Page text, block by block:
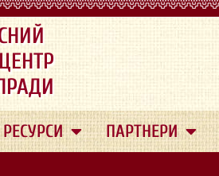
РЕСУРСИ ПАРТНЕРИ